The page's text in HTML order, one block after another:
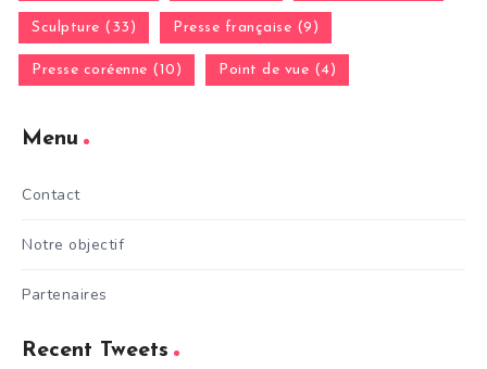
Sculpture (33) Presse française (9)
Presse coréenne (10) Point de vue (4)
Menu
Contact
Notre objectif
Partenaires
Recent Tweets